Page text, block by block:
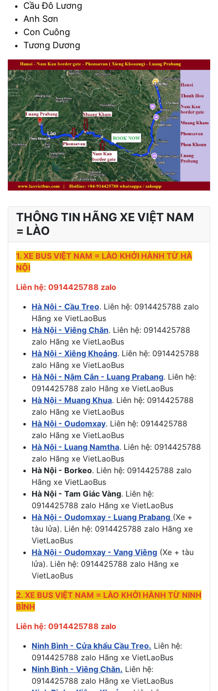
Cầu Đô Lương
Anh Sơn
Con Cuông
Tương Dương
THÔNG TIN HÃNG XE VIỆT NAM
= LÀO
1. XE BUS VIỆT NAM = LÀO KHỞI HÀNH TỪ HÀ
NỘI
Liên hệ: 0914425788 zalo
Hà Nội - Cầu Treo. Liên hệ: 0914425788 zalo
Hãng xe VietLaoBus
Hà Nội - Viêng Chăn. Liên hệ: 0914425788
zalo Hãng xe VietLaoBus
Hà Nội - Xiêng Khoảng. Liên hệ: 0914425788
zalo Hãng xe VietLaoBus
Hà Nội - Nậm Cắn - Luang Prabang. Liên hệ:
0914425788 zalo Hãng xe VietLaoBus
Hà Nội - Muang Khua. Liên hệ: 0914425788
zalo Hãng xe VietLaoBus
Hà Nội - Oudomxay. Liên hệ: 0914425788
zalo Hãng xe VietLaoBus
Hà Nội - Luang Namtha. Liên hệ: 0914425788
zalo Hãng xe VietLaoBus
Hà Nội - Borkeo. Liên hệ: 0914425788 zalo
Hãng xe VietLaoBus
Hà Nội - Tam Giác Vàng. Liên hệ:
0914425788 zalo Hãng xe VietLaoBus
Hà Nội - Oudomxay - Luang Prabang (Xe +
tàu lửa). Liên hệ: 0914425788 zalo Hãng xe
VietLaoBus
Hà Nội - Oudomxay - Vang Viêng (Xe + tàu
lửa). Liên hệ: 0914425788 zalo Hãng xe
VietLaoBus
2. XE BUS VIỆT NAM = LÀO KHỞI HÀNH TỪ NINH
BÌNH
Liên hệ: 0914425788 zalo
Ninh Bình - Cửa khẩu Cầu Treo. Liên hệ:
0914425788 zalo Hãng xe VietLaoBus
Ninh Bình - Viêng Chăn. Liên hệ:
0914425788 zalo Hãng xe VietLaoBus